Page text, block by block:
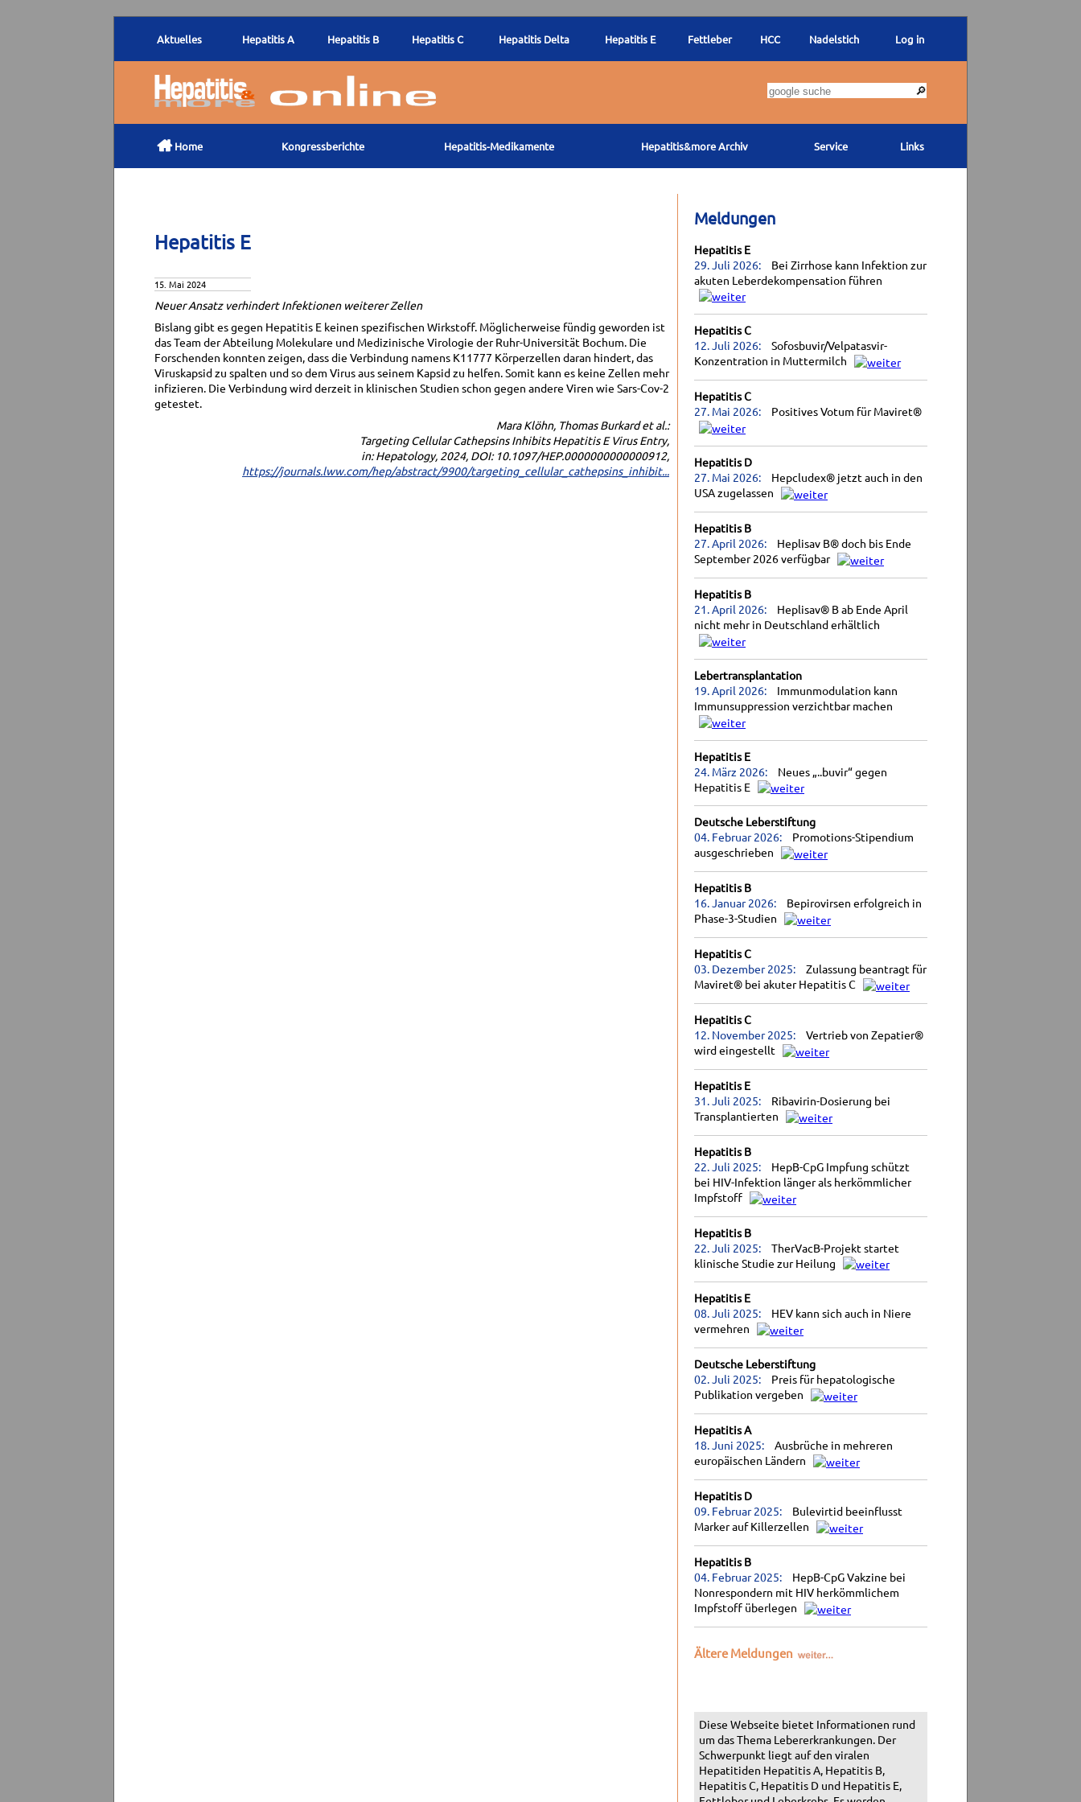
Hepatitis E
15. Mai 2024
Neuer Ansatz verhindert Infektionen weiterer Zellen
Bislang gibt es gegen Hepatitis E keinen spezifischen Wirkstoff. Möglicherweise fündig geworden ist
das Team der Abteilung Molekulare und Medizinische Virologie der Ruhr-Universität Bochum. Die
Forschenden konnten zeigen, dass die Verbindung namens K11777 Körperzellen daran hindert, das
Viruskapsid zu spalten und so dem Virus aus seinem Kapsid zu helfen. Somit kann es keine Zellen mehr
infizieren. Die Verbindung wird derzeit in klinischen Studien schon gegen andere Viren wie Sars-Cov-2
getestet.
Mara Klöhn, Thomas Burkard et al.:
Targeting Cellular Cathepsins Inhibits Hepatitis E Virus Entry,
in: Hepatology, 2024, DOI: 10.1097/HEP.0000000000000912,
https://journals.lww.com/hep/abstract/9900/targeting_cellular_cathepsins_inhibit...
Meldungen
Hepatitis E
29. Juli 2026:
Bei Zirrhose kann Infektion zur
akuten Leberdekompensation führen
Hepatitis C
12. Juli 2026:
Sofosbuvir/Velpatasvir-
Konzentration in Muttermilch
Hepatitis C
27. Mai 2026:
Positives Votum für Maviret®
Hepatitis D
27. Mai 2026:
Hepcludex® jetzt auch in den
USA zugelassen
Hepatitis B
27. April 2026:
Heplisav B® doch bis Ende
September 2026 verfügbar
Hepatitis B
21. April 2026:
Heplisav® B ab Ende April
nicht mehr in Deutschland erhältlich
Lebertransplantation
19. April 2026:
Immunmodulation kann
Immunsuppression verzichtbar machen
Hepatitis E
24. März 2026:
Neues „..buvir“ gegen
Hepatitis E
Deutsche Leberstiftung
04. Februar 2026:
Promotions-Stipendium
ausgeschrieben
Hepatitis B
16. Januar 2026:
Bepirovirsen erfolgreich in
Phase-3-Studien
Hepatitis C
03. Dezember 2025:
Zulassung beantragt für
Maviret® bei akuter Hepatitis C
Hepatitis C
12. November 2025:
Vertrieb von Zepatier®
wird eingestellt
Hepatitis E
31. Juli 2025:
Ribavirin-Dosierung bei
Transplantierten
Hepatitis B
22. Juli 2025:
HepB-CpG Impfung schützt
bei HIV-Infektion länger als herkömmlicher
Impfstoff
Hepatitis B
22. Juli 2025:
TherVacB-Projekt startet
klinische Studie zur Heilung
Hepatitis E
08. Juli 2025:
HEV kann sich auch in Niere
vermehren
Deutsche Leberstiftung
02. Juli 2025:
Preis für hepatologische
Publikation vergeben
Hepatitis A
18. Juni 2025:
Ausbrüche in mehreren
europäischen Ländern
Hepatitis D
09. Februar 2025:
Bulevirtid beeinflusst
Marker auf Killerzellen
Hepatitis B
04. Februar 2025:
HepB-CpG Vakzine bei
Nonrespondern mit HIV herkömmlichem
Impfstoff überlegen
Ältere Meldungen
Diese Webseite bietet Informationen rund
um das Thema Lebererkrankungen. Der
Schwerpunkt liegt auf den viralen
Hepatitiden Hepatitis A, Hepatitis B,
Hepatitis C, Hepatitis D und Hepatitis E,
Aktuelles Hepatitis A Hepatitis B Hepatitis C Hepatitis Delta Hepatitis E Fettleber HCC Nadelstich Log in
Home Kongressberichte Hepatitis-Medikamente Hepatitis&more Archiv Service Links